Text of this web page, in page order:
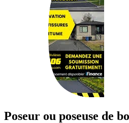
Poseur ou poseuse de